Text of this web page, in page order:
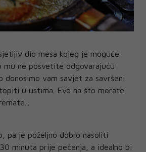
dio mesa kojeg je moguće
mu ne posvetite odgovarajuću
donosimo vam savjet za savršeni
u ustima. Evo na što morate
pa je poželjno dobro nasoliti
minuta prije pečenja, a idealno bi